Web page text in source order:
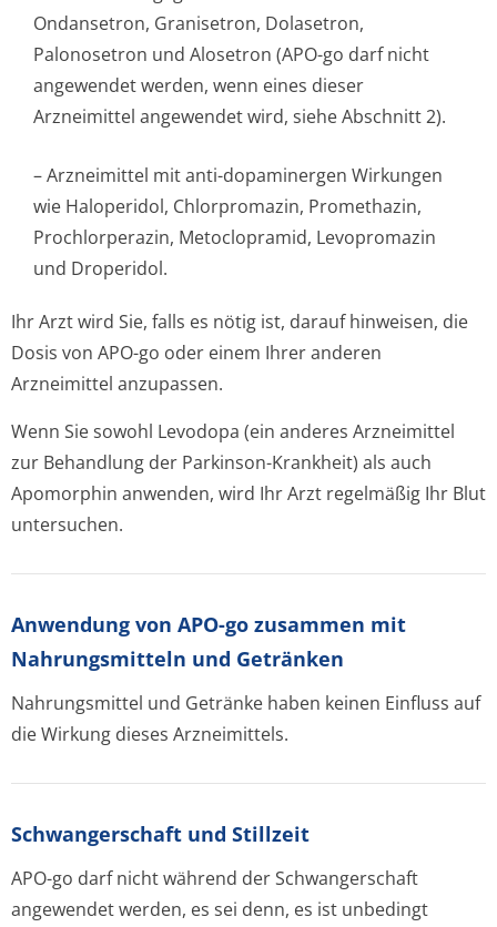
Ondansetron, Granisetron, Dolasetron,
Palonosetron und Alosetron (APO-go darf nicht
angewendet werden, wenn eines dieser
Arzneimittel angewendet wird, siehe Abschnitt 2).
– Arzneimittel mit anti-dopaminergen Wirkungen
wie Haloperidol, Chlorpromazin, Promethazin,
Prochlorperazin, Metoclopramid, Levopromazin
und Droperidol.
Ihr Arzt wird Sie, falls es nötig ist, darauf hinweisen, die
Dosis von APO-go oder einem Ihrer anderen
Arzneimittel anzupassen.
Wenn Sie sowohl Levodopa (ein anderes Arzneimittel
zur Behandlung der Parkinson-Krankheit) als auch
Apomorphin anwenden, wird Ihr Arzt regelmäßig Ihr Blut
untersuchen.
Anwendung von APO-go zusammen mit
Nahrungsmitteln und Getränken
Nahrungsmittel und Getränke haben keinen Einfluss auf
die Wirkung dieses Arzneimittels.
Schwangerschaft und Stillzeit
APO-go darf nicht während der Schwangerschaft
angewendet werden, es sei denn, es ist unbedingt